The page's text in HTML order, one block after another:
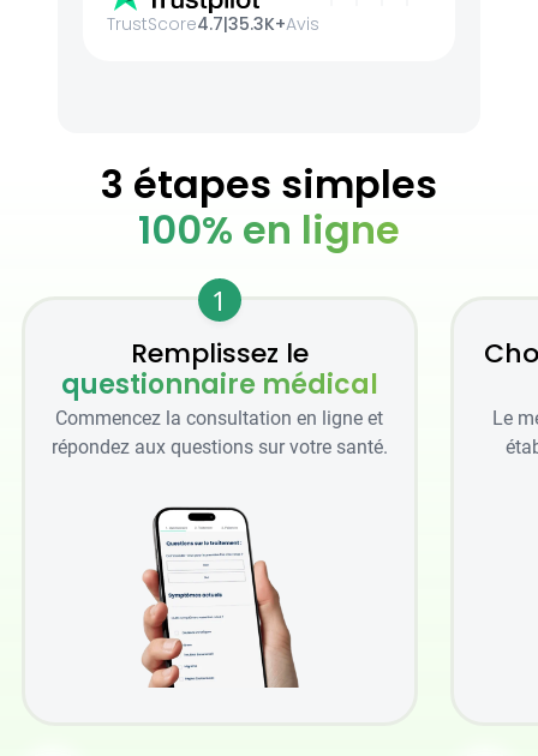
TrustScore4.7|35.3K+Avis
3 étapes simples
100% en ligne
1
Remplissez le
questionnaire médical
Commencez la consultation en ligne et
répondez aux questions sur votre santé.
Le